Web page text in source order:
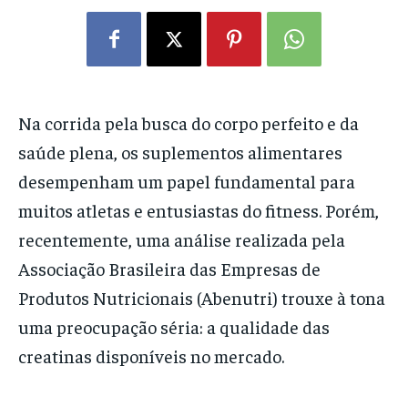
Na corrida pela busca do corpo perfeito e da
saúde plena, os suplementos alimentares
desempenham um papel fundamental para
muitos atletas e entusiastas do fitness. Porém,
recentemente, uma análise realizada pela
Associação Brasileira das Empresas de
Produtos Nutricionais (Abenutri) trouxe à tona
uma preocupação séria: a qualidade das
creatinas disponíveis no mercado.